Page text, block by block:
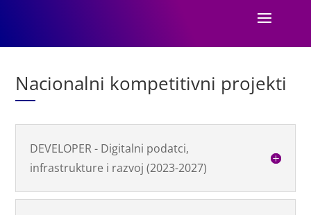
Nacionalni kompetitivni projekti
DEVELOPER - Digitalni podatci,
infrastrukture i razvoj (2023-2027)